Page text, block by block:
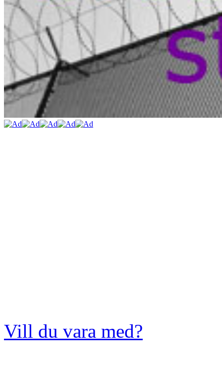
Vill du vara med?